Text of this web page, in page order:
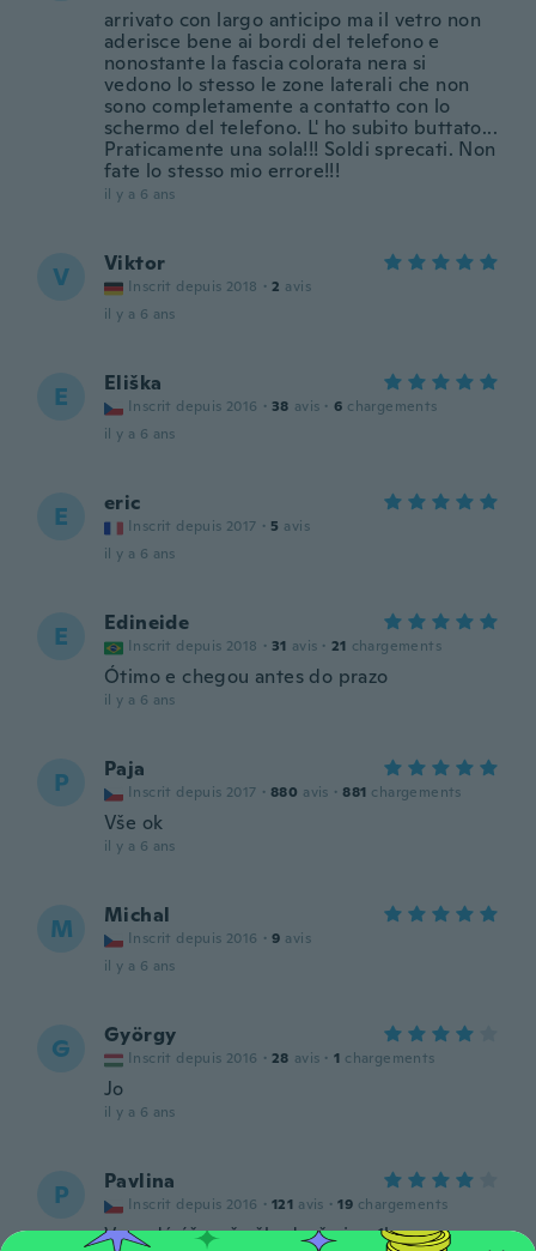
arrivato con largo anticipo ma il vetro non
aderisce bene ai bordi del telefono e
nonostante la fascia colorata nera si
vedono lo stesso le zone laterali che non
sono completamente a contatto con lo
schermo del telefono. L' ho subito buttato...
Praticamente una sola!!! Soldi sprecati. Non
fate lo stesso mio errore!!!
il y a 6 ans
V Viktor
Inscrit depuis 2018 · 2 avis
il y a 6 ans
E Eliška
Inscrit depuis 2016 · 38 avis · 6 chargements
il y a 6 ans
E eric
Inscrit depuis 2017 · 5 avis
il y a 6 ans
E Edineide
Inscrit depuis 2018 · 31 avis · 21 chargements
Ótimo e chegou antes do prazo
il y a 6 ans
P Paja
Inscrit depuis 2017 · 880 avis · 881 chargements
Vše ok
il y a 6 ans
M Michal
Inscrit depuis 2016 · 9 avis
il y a 6 ans
G György
Inscrit depuis 2016 · 28 avis · 1 chargements
Jo
il y a 6 ans
P Pavlina
Inscrit depuis 2016 · 121 avis · 19 chargements
Vypadá úžasně...škoda, že jen 1ks...